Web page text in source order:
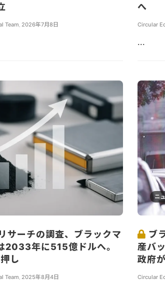
Team 2026年7月8日
へ
Circular
...
サーチの調査、ブラックマ
2033年に515億ドルへ。
し
Team 2025年8月4日
ニ
ブ
産バ
政府
Circular